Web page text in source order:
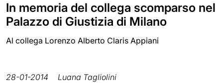
In memoria del collega scomparso nel
Palazzo di Giustizia di Milano
Al collega Lorenzo Alberto Claris Appiani
28-01-2014 Luana Tagliolini